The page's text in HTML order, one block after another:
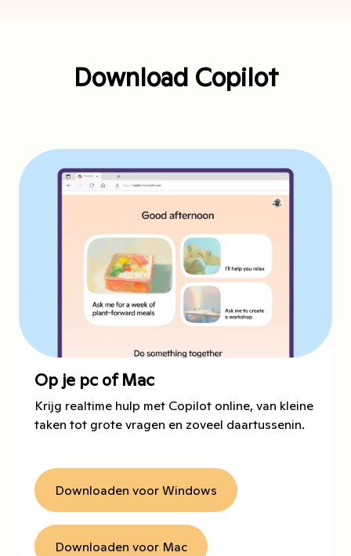
Download Copilot
Op je pc of Mac
Krijg realtime hulp met Copilot online, van kleine
taken tot grote vragen en zoveel daartussenin.
Downloaden voor Windows
Downloaden voor Mac